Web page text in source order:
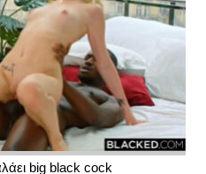
big black cock